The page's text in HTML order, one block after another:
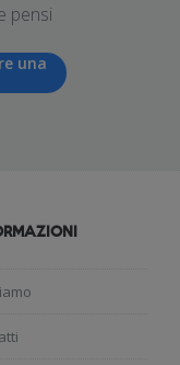
pensi
una